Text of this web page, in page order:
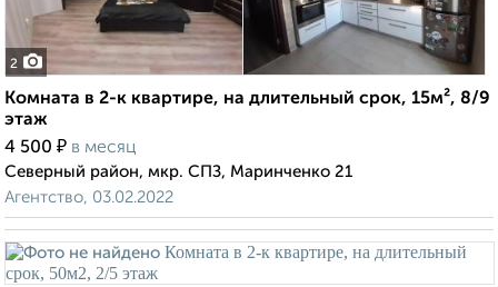
2
Комната в 2-к квартире, на длительный срок, 15м², 8/9
этаж
4 500 ₽ в месяц
Северный район, мкр. СПЗ, Маринченко 21
Агентство, 03.02.2022